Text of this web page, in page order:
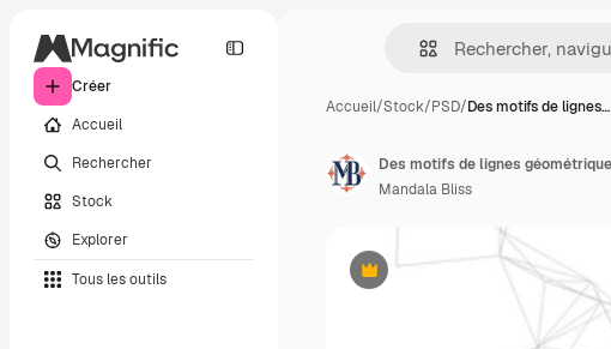
Créer
Accueil
Rechercher
Stock
Explorer
Tous les outils
Accueil/Stock/PSD/Des motifs de lignes…
Premium
Mandala Bliss